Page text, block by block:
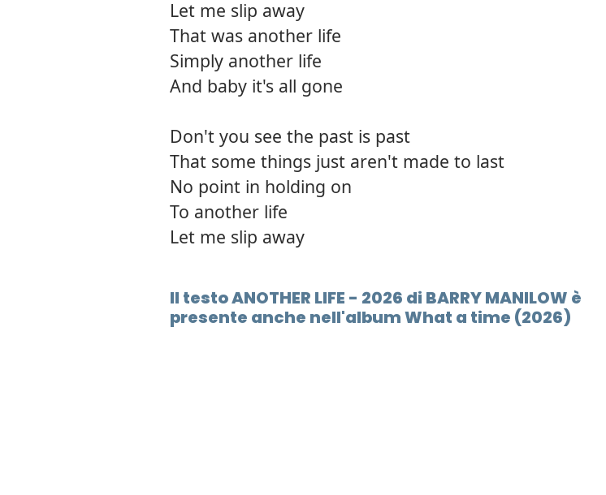
Let me slip away
That was another life
Simply another life
And baby it's all gone
Don't you see the past is past
That some things just aren't made to last
No point in holding on
To another life
Let me slip away
Il testo ANOTHER LIFE - 2026 di BARRY MANILOW è
presente anche nell'album What a time (2026)